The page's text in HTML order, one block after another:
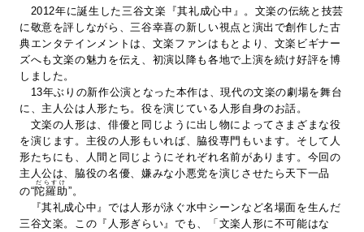
2012年に誕生した三谷文楽『其礼成心中』。文楽の伝統と技芸
に敬意を評しながら、三谷幸喜の新しい視点と演出で創作した古
典エンタテインメントは、文楽ファンはもとより、文楽ビギナー
ズへも文楽の魅力を伝え、初演以降も各地で上演を続け好評を博
しました。
13年ぶりの新作公演となった本作は、現代の文楽の劇場を舞台
に、主人公は人形たち。役を演じている人形自身のお話。
文楽の人形は、俳優と同じように出し物によってさまざまな役
を演じます。主役の人形もいれば、脇役専門もいます。そして人
形たちにも、人間と同じようにそれぞれ名前があります。今回の
主人公は、脇役の名優、嫌みな小悪党を演じさせたら天下一品
の“陀羅助
だらすけ
”。
『其礼成心中』では人形が泳ぐ水中シーンなど名場面を生んだ
三谷文楽。この『人形ぎらい』でも、「文楽人形に不可能はな